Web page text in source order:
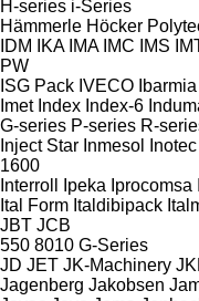
H-series i-Series
Hämmerle Höcker
IDM
IKA IMA IMC IMS
PW
ISG Pack IVECO Ibarmia
Imet Index Index-6
G-series P-series R-
Inject Star Inmesol Inotec
1600
Interroll
Ipeka Iprocomsa
Ital Form Italdibipack
JBT JCB
550 8010 G-Series
JD JET JK-Machinery
Jagenberg Jakobsen